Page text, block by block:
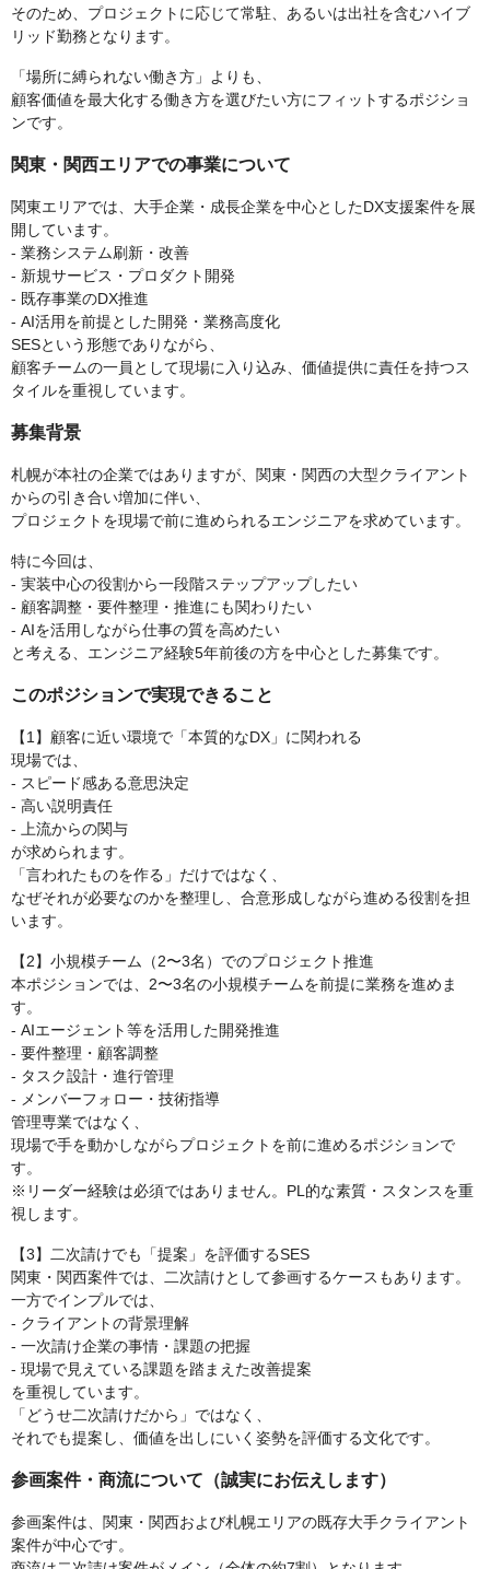
そのため、プロジェクトに応じて常駐、あるいは出社を含むハイブ
リッド勤務となります。
「場所に縛られない働き方」よりも、
顧客価値を最大化する働き方を選びたい方にフィットするポジショ
ンです。
関東・関西エリアでの事業について
関東エリアでは、大手企業・成長企業を中心としたDX支援案件を展
開しています。
- 業務システム刷新・改善
- 新規サービス・プロダクト開発
- 既存事業のDX推進
- AI活用を前提とした開発・業務高度化
SESという形態でありながら、
顧客チームの一員として現場に入り込み、価値提供に責任を持つス
タイルを重視しています。
募集背景
札幌が本社の企業ではありますが、関東・関西の大型クライアント
からの引き合い増加に伴い、
プロジェクトを現場で前に進められるエンジニアを求めています。
特に今回は、
- 実装中心の役割から一段階ステップアップしたい
- 顧客調整・要件整理・推進にも関わりたい
- AIを活用しながら仕事の質を高めたい
と考える、エンジニア経験5年前後の方を中心とした募集です。
このポジションで実現できること
【1】顧客に近い環境で「本質的なDX」に関われる
現場では、
- スピード感ある意思決定
- 高い説明責任
- 上流からの関与
が求められます。
「言われたものを作る」だけではなく、
なぜそれが必要なのかを整理し、合意形成しながら進める役割を担
います。
【2】小規模チーム（2〜3名）でのプロジェクト推進
本ポジションでは、2〜3名の小規模チームを前提に業務を進めま
す。
- AIエージェント等を活用した開発推進
- 要件整理・顧客調整
- タスク設計・進行管理
- メンバーフォロー・技術指導
管理専業ではなく、
現場で手を動かしながらプロジェクトを前に進めるポジションで
す。
※リーダー経験は必須ではありません。PL的な素質・スタンスを重
視します。
【3】二次請けでも「提案」を評価するSES
関東・関西案件では、二次請けとして参画するケースもあります。
一方でインプルでは、
- クライアントの背景理解
- 一次請け企業の事情・課題の把握
- 現場で見えている課題を踏まえた改善提案
を重視しています。
「どうせ二次請けだから」ではなく、
それでも提案し、価値を出しにいく姿勢を評価する文化です。
参画案件・商流について（誠実にお伝えします）
参画案件は、関東・関西および札幌エリアの既存大手クライアント
案件が中心です。